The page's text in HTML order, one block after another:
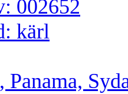
002652
kärl